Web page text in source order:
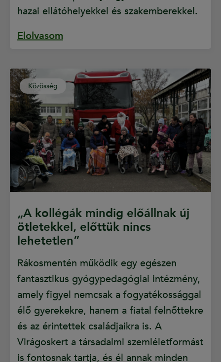
hazai ellátóhelyekkel és szakemberekkel.
Elolvasom
Közösség
„A kollégák mindig előállnak új
ötletekkel, előttük nincs
lehetetlen”
Rákosmentén működik egy egészen
fantasztikus gyógypedagógiai intézmény,
amely figyel nemcsak a fogyatékossággal
élő gyerekekre, hanem a fiatal felnőttekre
és az érintettek családjaikra is. A
Virágoskert a társadalmi szemléletformást
is fontosnak tartja, és él annak minden